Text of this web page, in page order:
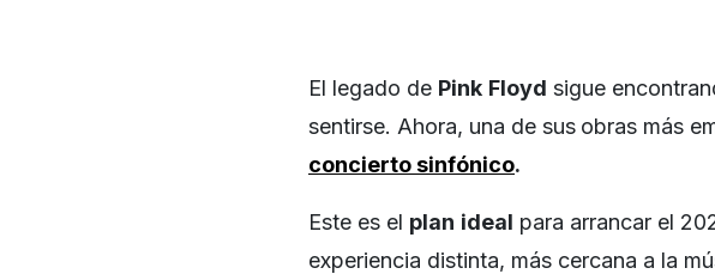
El legado de Pink Floyd sigue
sentirse. Ahora, una de sus obras más
concierto sinfónico.
Este es el plan ideal para arrancar el
experiencia distinta, más cercana a la